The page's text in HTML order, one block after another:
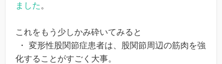
ました 。
これをもう少しかみ砕いてみると
・ 変形性股関節症患者は、股関節周辺の筋肉を強
化することがすごく大事。